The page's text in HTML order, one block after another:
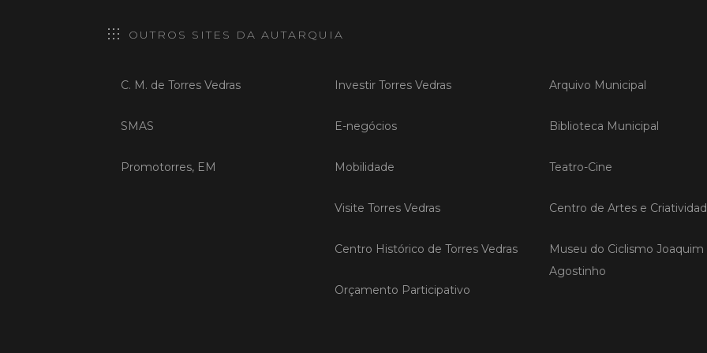
A
OUTROS SITES DA AUTARQUIA
C. M. de Torres Vedras
SMAS
Promotorres, EM
Investir Torres Vedras
E-negócios
Mobilidade
Visite Torres Vedras
Centro Histórico de Torres Vedras
Orçamento Participativo
Arquivo Municipal
Biblioteca Municipal
Teatro-Cine
Centro de Artes e
Museu do Ciclismo Joaquim
Agostinho